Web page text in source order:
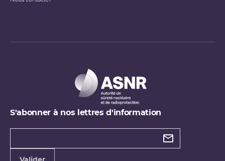
S'abonner à nos lettres d'information
Types de